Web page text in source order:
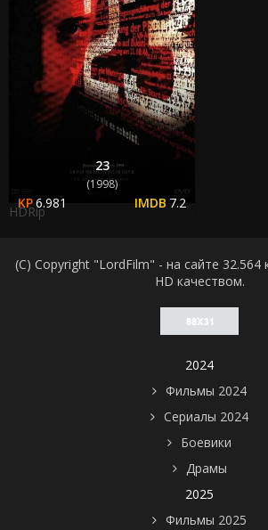
23
(1998)
6.981 7.2
HDRip
(C) Copyright "LordFilm" - на сайте
HD качеством.
2024
Фильмы 2024
Сериалы 2024
Боевики
Драмы
2025
Фильмы 2025